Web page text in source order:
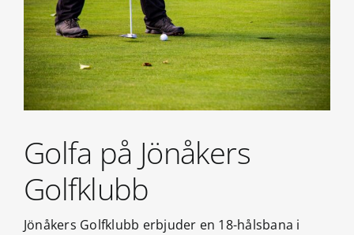
Golfa på Jönåkers
Golfklubb
Jönåkers Golfklubb erbjuder en 18-hålsbana i